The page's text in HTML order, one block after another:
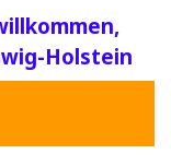
Holstein